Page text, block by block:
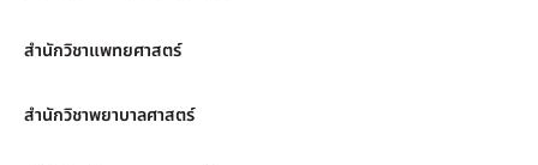
สำนักวิชาแพทยศาสตร์
สำนักวิชาพยาบาลศาสตร์